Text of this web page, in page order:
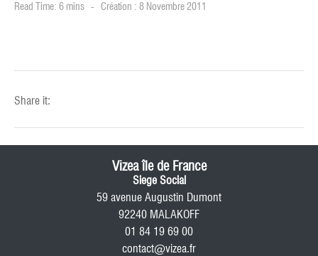
Read Time: 6 mins Création : 8 Novembre 2011
Share it:
Vizea île de France
Siege Social
59 avenue Augustin Dumont
92240 MALAKOFF
01 84 19 69 00
contact@vizea.fr